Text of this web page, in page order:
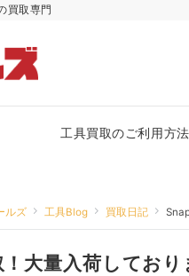
買取専門
工具買取のご利用方法
ルズ 工具Blog 買取日記
大量入荷しており